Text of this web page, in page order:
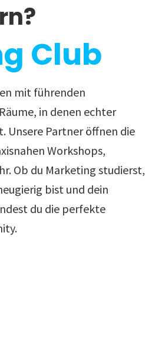
Club
mit führenden
in denen echter
Unsere Partner öffnen die
Workshops,
Ob du Marketing studierst,
bist und dein
du die perfekte